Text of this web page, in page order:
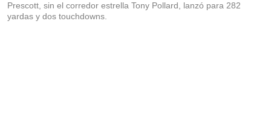
Prescott, sin el corredor estrella Tony Pollard, lanzó para 282
yardas y dos touchdowns.